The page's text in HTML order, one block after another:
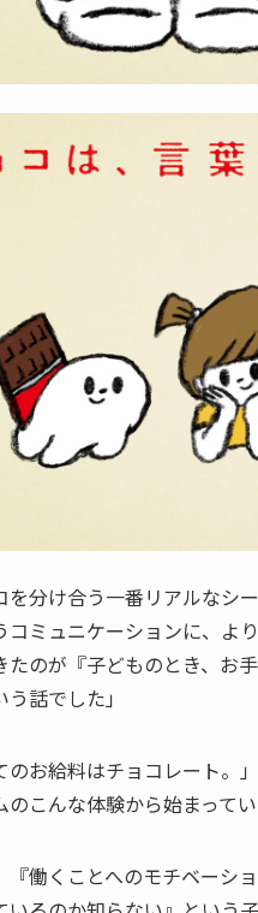
を分け合う一番リアルなシ
コミュニケーションに、よ
たのが『子どものとき、お
話でした」
のお給料はチョコレート
のこんな体験から始まってい
『働くことへのモチベーシ